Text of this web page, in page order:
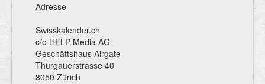
Adresse
Swisskalender.ch
c/o HELP Media AG
Geschäftshaus Airgate
Thurgauerstrasse 40
8050 Zürich